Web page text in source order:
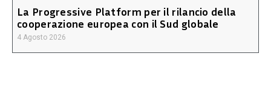
La Progressive Platform per il rilancio della
cooperazione europea con il Sud globale
4 Agosto 2026